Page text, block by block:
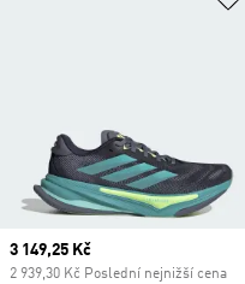
Current price
3 149,25 Kč
2 939,30 Kč Poslední nejnižší cena